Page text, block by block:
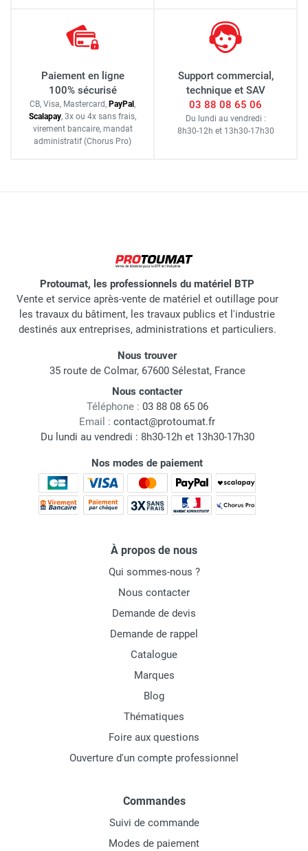
Paiement en ligne
100% sécurisé
CB, Visa, Mastercard, PayPal ,
Scalapay, 3x ou 4x sans frais,
virement bancaire, mandat
administratif (Chorus Pro)
Support commercial,
technique et SAV
03 88 08 65 06
Du lundi au vendredi :
8h30-12h et 13h30-17h30
Protoumat, les professionnels du matériel BTP
Vente et service après-vente de matériel et outillage pour
les travaux du bâtiment, les travaux publics et l'industrie
destinés aux entreprises, administrations et particuliers.
Nous trouver
35 route de Colmar, 67600 Sélestat, France
Nous contacter
Téléphone : 03 88 08 65 06
Email : contact@protoumat.fr
Du lundi au vendredi : 8h30-12h et 13h30-17h30
Nos modes de paiement
À propos de nous
Qui sommes-nous ?
Nous contacter
Demande de devis
Demande de rappel
Catalogue
Marques
Blog
Thématiques
Foire aux questions
Ouverture d'un compte professionnel
Commandes
Suivi de commande
Modes de paiement